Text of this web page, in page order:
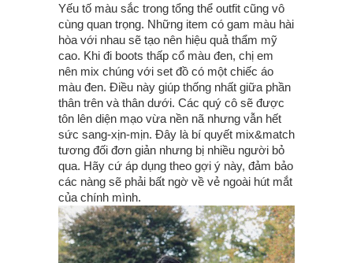
Yếu tố màu sắc trong tổng thể outfit cũng vô
cùng quan trọng. Những item có gam màu hài
hòa với nhau sẽ tạo nên hiệu quả thẩm mỹ
cao. Khi đi boots thấp cổ màu đen, chị em
nên mix chúng với set đồ có một chiếc áo
màu đen. Điều này giúp thống nhất giữa phần
thân trên và thân dưới. Các quý cô sẽ được
tôn lên diện mạo vừa nền nã nhưng vẫn hết
sức sang-xịn-mịn. Đây là bí quyết mix&match
tương đối đơn giản nhưng bị nhiều người bỏ
qua. Hãy cứ áp dụng theo gợi ý này, đảm bảo
các nàng sẽ phải bất ngờ về vẻ ngoài hút mắt
của chính mình.